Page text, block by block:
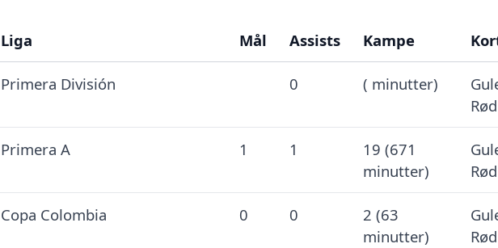
Liga Mål Assists Kampe
Primera División 0 ( minutter)
Primera A 1 1
19 (671
minutter)
Copa Colombia 0 0
2 (63
minutter)